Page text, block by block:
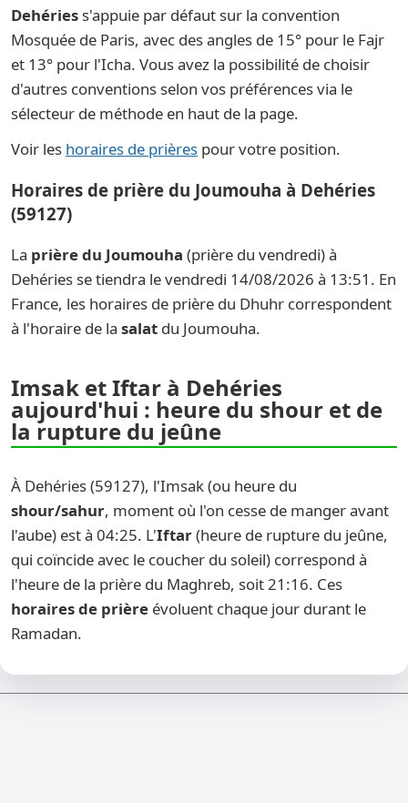
Dehéries s'appuie par défaut sur la convention
Mosquée de Paris, avec des angles de 15° pour le Fajr
et 13° pour l'Icha. Vous avez la possibilité de choisir
d'autres conventions selon vos préférences via le
sélecteur de méthode en haut de la page.
Voir les horaires de prières pour votre position.
Horaires de prière du Joumouha à Dehéries
(59127)
La prière du Joumouha (prière du vendredi) à
Dehéries se tiendra le vendredi 14/08/2026 à 13:51. En
France, les horaires de prière du Dhuhr correspondent
à l'horaire de la salat du Joumouha.
Imsak et Iftar à Dehéries
aujourd'hui : heure du shour et de
la rupture du jeûne
À Dehéries (59127), l'Imsak (ou heure du
shour/sahur, moment où l'on cesse de manger avant
l'aube) est à 04:25. L'Iftar(heure de rupture du jeûne,
qui coïncide avec le coucher du soleil) correspond à
l'heure de la prière du Maghreb, soit 21:16. Ces
horaires de prière évoluent chaque jour durant le
Ramadan.